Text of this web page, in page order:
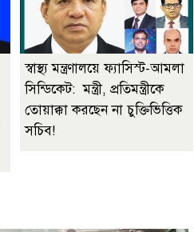
স্বাস্থ্য মন্ত্রণালয়ে ফ্যাসিস্ট-আমলা
সিন্ডিকেট: মন্ত্রী, প্রতিমন্ত্রীকে
তোয়াক্কা করছেন না চুক্তিভিত্তিক
সচিব!